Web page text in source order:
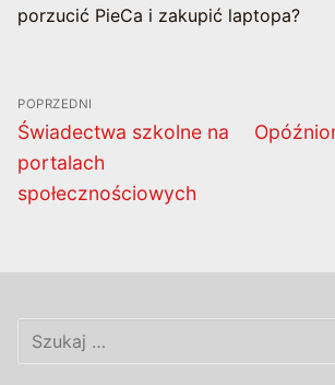
porzucić PieCa i zakupić laptopa?
Nawigacja
wpisu
POPRZEDNI
Poprzedni
wpis:
Świadectwa szkolne na
portalach
społecznościowych
Następny
Szukaj: